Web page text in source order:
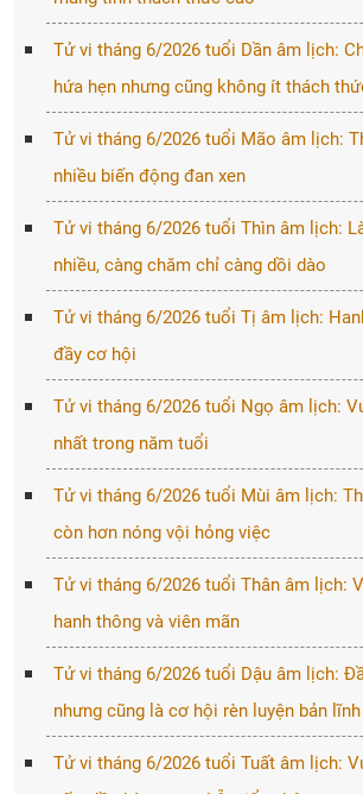
Tử vi tháng 6/2026 tuổi Dần âm lịch:
hứa hẹn nhưng cũng không ít thách
Tử vi tháng 6/2026 tuổi Mão âm lịch:
nhiều biến động đan xen
Tử vi tháng 6/2026 tuổi Thìn âm lịch:
nhiều, càng chăm chỉ càng dồi dào
Tử vi tháng 6/2026 tuổi Tị âm lịch:
đầy cơ hội
Tử vi tháng 6/2026 tuổi Ngọ âm lịch:
nhất trong năm tuổi
Tử vi tháng 6/2026 tuổi Mùi âm lịch:
còn hơn nóng vội hỏng việc
Tử vi tháng 6/2026 tuổi Thân âm lịch:
hanh thông và viên mãn
Tử vi tháng 6/2026 tuổi Dậu âm lịch:
nhưng cũng là cơ hội rèn luyện bản lĩnh
Tử vi tháng 6/2026 tuổi Tuất âm lịch: